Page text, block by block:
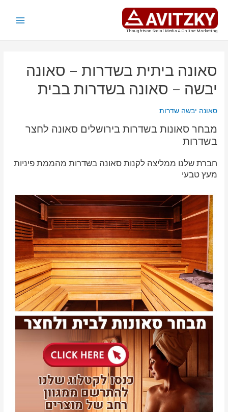
דילוג
לתוכן
Thoughts on Social Media & Online Marketing
סאונה ביתית בשדרות – סאונה
יבשה – סאונה בשדרות בבית
סאונה יבשה שדרות
מבחר סאונות בשדרות בירושלים סאונה לחצר
בשדרות
חברת שלנו ממליצה לקנות סאונה בשדרות מהממת פיניות
מעץ טבעי